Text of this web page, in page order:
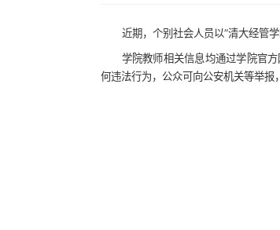
近期，个别社会人员以“清大经管
学院教师相关信息均通过学院官
何违法行为，公众可向公安机关等举报